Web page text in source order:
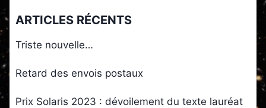
ARTICLES RÉCENTS
Triste nouvelle…
Retard des envois postaux
Prix Solaris 2023 : dévoilement du texte lauréat